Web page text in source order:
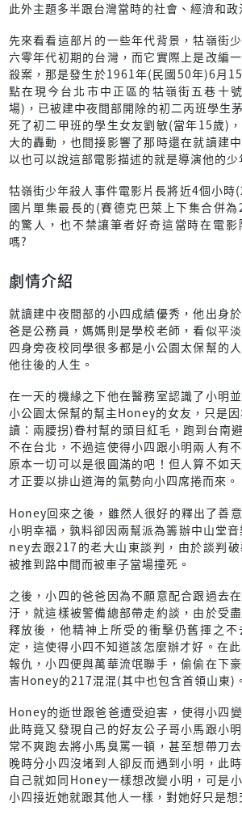
此外主題多半跟台灣當時的社會、經濟和政
先來看看這部片的一些年代背景，牯嶺街
六零年代初期的台灣，而它實際上是改編
殺案，那是發生於1961年(民國50年)6月
點在現今台北市中正區的牯嶺街五巷十
場)，已被建中夜間部開除的初二丙班學生
死了初二甲班的學生女友劉敏(當年15歲)
大的轟動，也間接影響了那時還在就讀建
以也可以說這部電影描述的就是導演他的少
牯嶺街少年殺人事件電影片長將近4個小
國片單集最長的(賽德克巴萊上下集合併
的驚人，也不禁讓筆者好奇這當時在電
嗎?
劇情介紹
就讀建中夜間部的小四成績優秀，他出身
爸是公務員，媽媽則是學校老師，看似平
四身旁夜校同學很多都是小公園太保幫的
他往後的人生。
在一天的機緣之下他在醫務室認識了小明
小公園太保幫的幫主Honey的女友，只是
讀：兩腰拐)眷村幫的頭目紅毛，跑到台南
不在台北，不過這使得小四跟小明兩人有
原本一切可以是很圓滿的吧！但人算不如
才正要以排山道海的氣勢向小四席捲而來。
Honey回來之後，雖然人很好的釋出了善
小明幸福，孰料卻因兩幫派為籌辦中山堂
ney去跟217的老大山東談判，由於談判
被推到路中間而被車子當場撞死。
之後，小四的爸爸因為不願意配合跟過去
汙，就這樣被警備總部帶走約談，由於受
釋放後，他精神上所受的衝擊仍舊揮之
定，這使得小四不知道該怎麼辦才好。在
報仇，小四便與萬華流氓聯手，偷偷在下
害Honey的217混混(其中也包含首領山東)。
Honey的逝世跟爸爸遭受迫害，使得小四
此時竟又發現自己的好友公子哥小馬跟小
常不爽跑去將小馬臭罵一頓，甚至想帶刀
晚時分小四沒堵到人卻反而遇到小明，此
自己就如同Honey一樣想改變小明，可是
小四接近她就跟其他人一樣，對她好只是想